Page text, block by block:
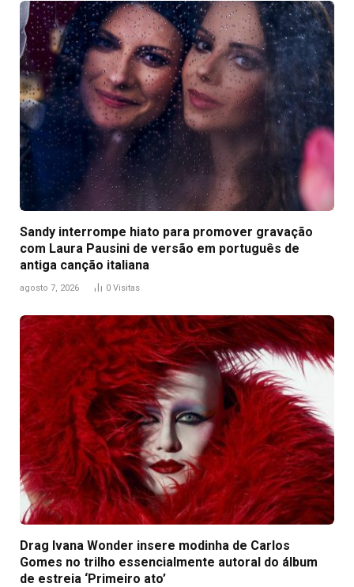
Sandy interrompe hiato para promover gravação
com Laura Pausini de versão em português de
antiga canção italiana
agosto 7, 2026 0 Visitas
Drag Ivana Wonder insere modinha de Carlos
Gomes no trilho essencialmente autoral do álbum
de estreia ‘Primeiro ato’